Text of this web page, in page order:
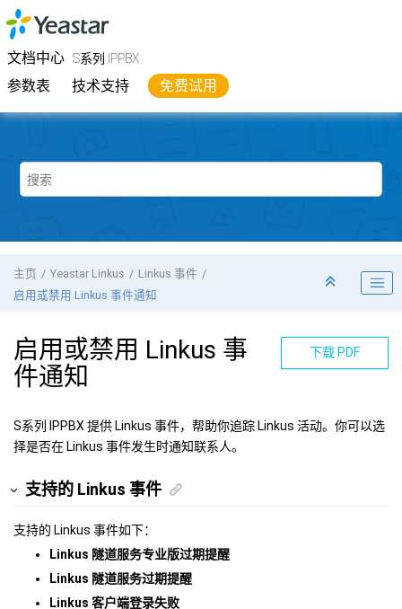
跳转到主要内容
文档中心 S系列 IPPBX
参数表 技术支持 免费试用
YeastarS系列 IPPBX
主页 Yeastar Linkus
Linkus 事件
启用或禁用 Linkus 事件通知
下载 PDF
启用或禁用 Linkus 事
件通知
S系列 IPPBX 提供 Linkus 事件，帮助你追踪 Linkus 活动。你可以选
择是否在 Linkus 事件发生时通知联系人。
支持的 Linkus 事件
支持的 Linkus 事件如下：
Linkus 隧道服务专业版过期提醒
Linkus 隧道服务过期提醒
Linkus 客户端登录失败